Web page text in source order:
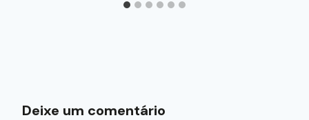
Deixe um comentário